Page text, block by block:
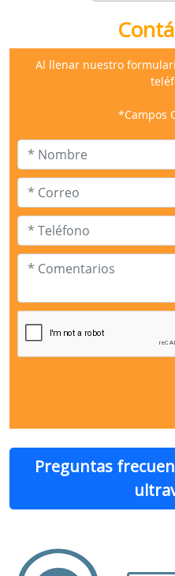
Al llenar nuestro
*Campos
Preguntas